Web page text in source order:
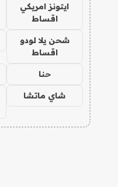
ايتونز امريكي
اقساط
شحن يلا لودو
اقساط
حنا
شاي ماتشا